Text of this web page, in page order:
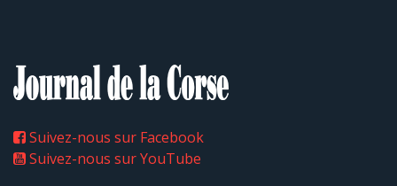
Suivez-nous sur Facebook
Suivez-nous sur YouTube